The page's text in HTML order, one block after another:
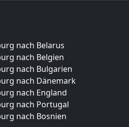
nach Belarus
nach Belgien
nach Bulgarien
nach Dänemark
nach England
nach Portugal
nach Bosnien